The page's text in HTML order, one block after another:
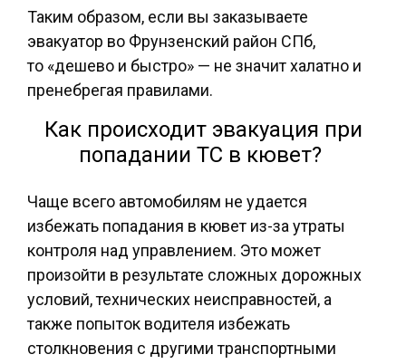
Таким образом, если вы заказываете
эвакуатор во Фрунзенский район СПб,
то «дешево и быстро» — не значит халатно и
пренебрегая правилами.
Как происходит эвакуация при
попадании ТС в кювет?
Чаще всего автомобилям не удается
избежать попадания в кювет из-за утраты
контроля над управлением. Это может
произойти в результате сложных дорожных
условий, технических неисправностей, а
также попыток водителя избежать
столкновения с другими транспортными